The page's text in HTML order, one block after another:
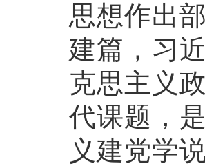
思想作出
建篇，习
克思主义
代课题，
义建党学